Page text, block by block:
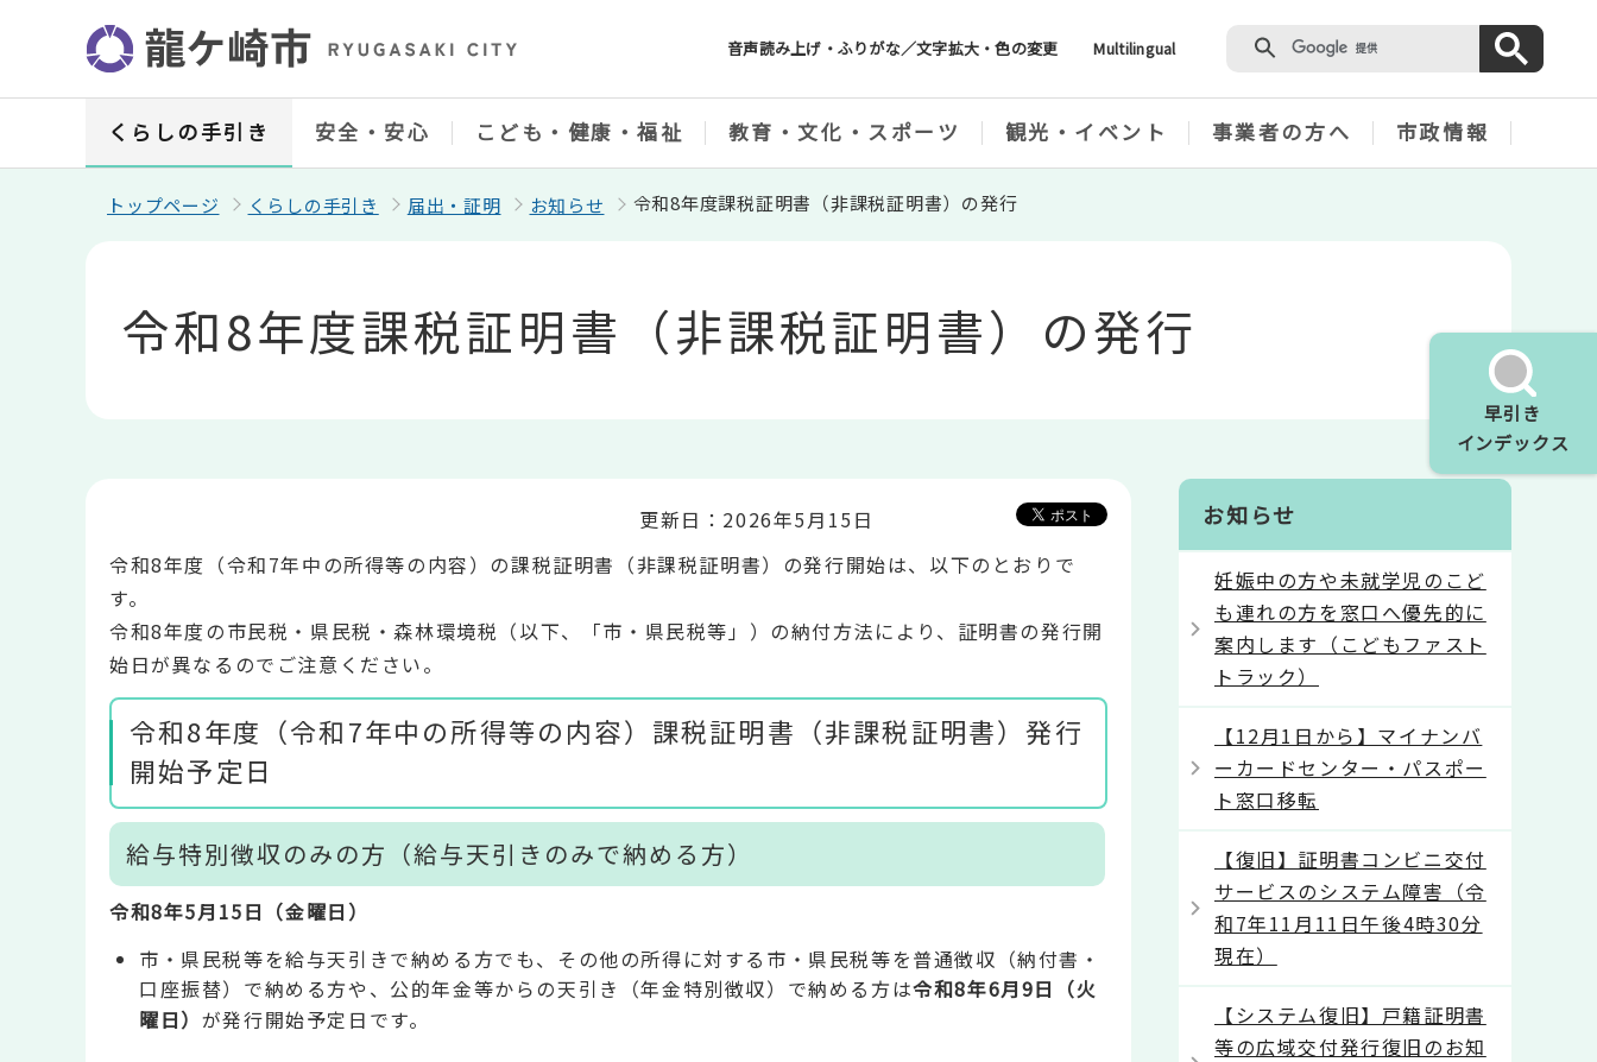
ジ
音声読み上げ・ふりがな／文字拡大・色の変更 Multilingual
早引き
インデックス
くらしの手引き 安全・安心 こども・健康・福祉 教育・文化・スポーツ 観光・イベント 事業者の方へ 市政情報
トップページ くらしの手引き 届出・証明 お知らせ 令和8年度課税証明書（非課税証明書）の発行
令和8年度課税証明書（非課税証明書）の発行
更新日：2026年5月15日
令和8年度（令和7年中の所得等の内容）の課税証明書（非課税証明書）の発行開始は、以下のとおりで
す。
令和8年度の市民税・県民税・森林環境税（以下、「市・県民税等」）の納付方法により、証明書の発行開
始日が異なるのでご注意ください。
令和8年度（令和7年中の所得等の内容）課税証明書（非課税証明書）発行
開始予定日
給与特別徴収のみの方（給与天引きのみで納める方）
令和8年5月15日（金曜日）
市・県民税等を給与天引きで納める方でも、その他の所得に対する市・県民税等を普通徴収（納付書・
口座振替）で納める方や、公的年金等からの天引き（年金特別徴収）で納める方は令和8年6月9日（火
曜日） が発行開始予定日です。
お知らせ
妊娠中の方や未就学児のこど
も連れの方を窓口へ優先的に
案内します（こどもファスト
トラック）
【12月1日から】マイナンバ
ーカードセンター・パスポー
ト窓口移転
【復旧】証明書コンビニ交付
サービスのシステム障害（令
和7年11月11日午後4時30分
現在）
【システム復旧】戸籍証明書
等の広域交付発行復旧のお知